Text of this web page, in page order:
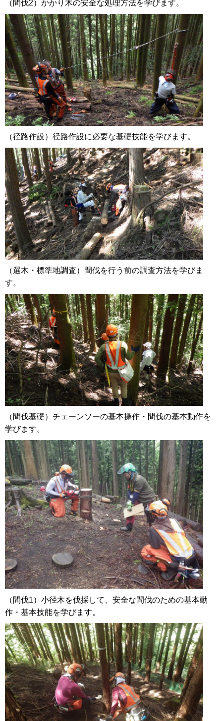
（間伐2）かかり木の安全な処理方法を学びます。
（径路作設）径路作設に必要な基礎技能を学びます。
（選木・標準地調査）間伐を行う前の調査方法を学びま
す。
（間伐基礎）チェーンソーの基本操作・間伐の基本動作を
学びます。
（間伐1）小径木を伐採して、安全な間伐のための基本動
作・基本技能を学びます。